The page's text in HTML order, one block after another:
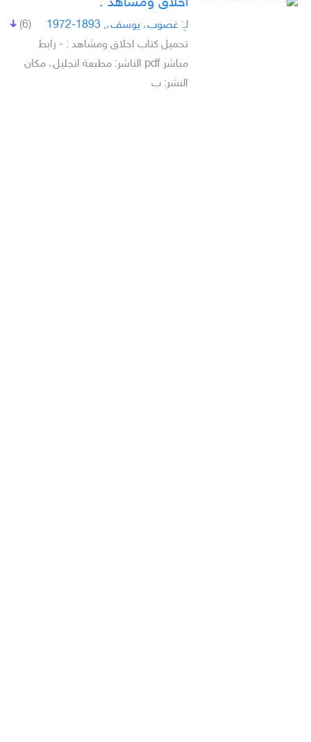
(6) لـِ: غصوب، يوسف،, 1893-1972
تحميل كتاب اخلاق ومشاهد : - رابط
مباشر pdf الناشر: مطبعة انجليل، مكان
النشر: ب